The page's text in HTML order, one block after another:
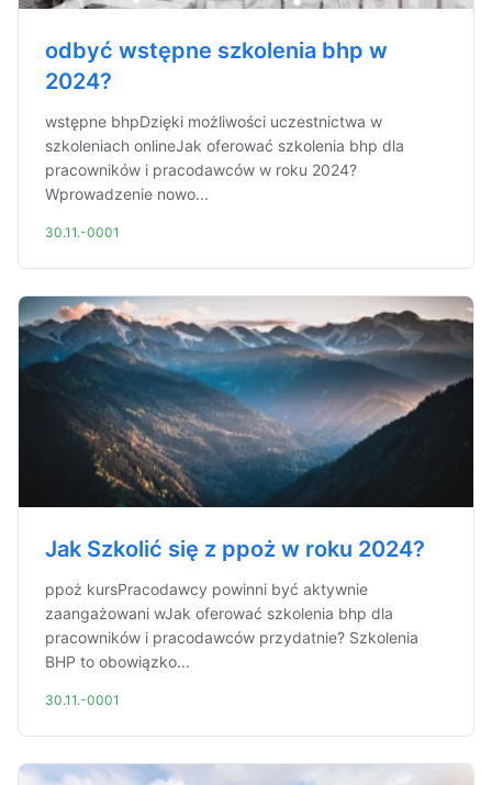
odbyć wstępne szkolenia bhp w
2024?
wstępne bhpDzięki możliwości uczestnictwa w
szkoleniach onlineJak oferować szkolenia bhp dla
pracowników i pracodawców w roku 2024?
Wprowadzenie nowo...
30.11.-0001
Jak Szkolić się z ppoż w roku 2024?
ppoż kursPracodawcy powinni być aktywnie
zaangażowani wJak oferować szkolenia bhp dla
pracowników i pracodawców przydatnie? Szkolenia
BHP to obowiązko...
30.11.-0001